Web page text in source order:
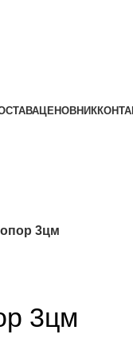
ЦЕНОВНИК
3цм
3цм